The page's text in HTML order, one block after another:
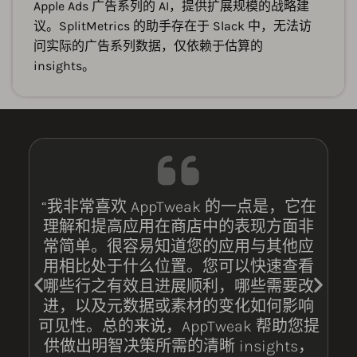
Apple Ads 广告系列的 AI，提供扩展规模的战略建
议。SplitMetrics 的助手存在于 Slack 中，无法访
问实际的广告系列数据，仅依赖于估算的
insights。
“我非常喜欢 AppTweak 的一点是，它在
理解和提高应用在商店中的表现方面非
常简单。很容易知道您的应用与其他应
用相比处于什么位置。您可以快速查看
哪些行之有效且进展顺利，哪些需要改
进，以及元数据或素材的变化如何影响
可见性。总的来说，AppTweak 帮助您提
供做出明智决策所需的清晰 insights，